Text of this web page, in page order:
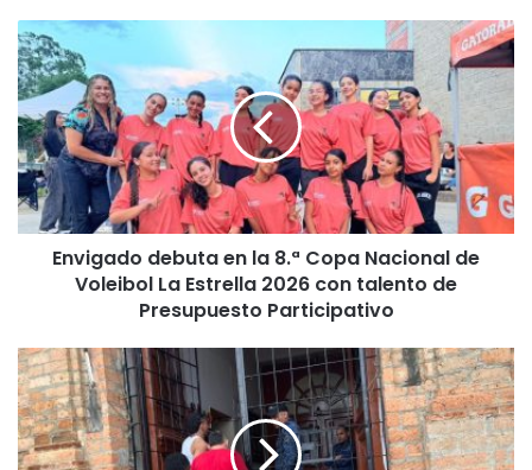
Envigado debuta en la 8.ª Copa Nacional de
Voleibol La Estrella 2026 con talento de
Presupuesto Participativo